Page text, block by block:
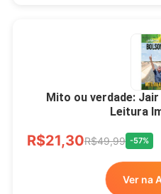
Mito ou verdade:
Leitura
R$21,30R$49,99 -57%
Ver na